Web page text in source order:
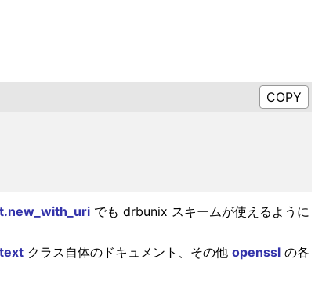
でも drbunix スキームが使えるように
クラス自体のドキュメント、その他 opensslの各